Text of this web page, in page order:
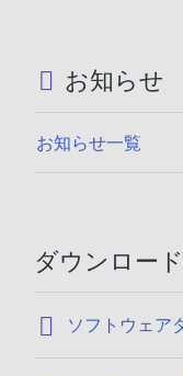
お知らせ
お知らせ一覧
ダウンロード
ソフトウェア